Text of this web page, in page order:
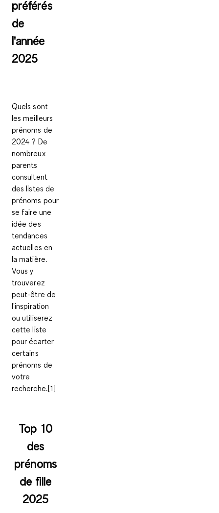
préférés
de
l'année
2025
Quels sont
les meilleurs
prénoms de
2024 ? De
nombreux
parents
consultent
des listes de
prénoms pour
se faire une
idée des
tendances
actuelles en
la matière.
Vous y
trouverez
peut-être de
l'inspiration
ou utiliserez
cette liste
pour écarter
certains
prénoms de
votre
recherche.[1]
Top 10
des
prénoms
de fille
2025